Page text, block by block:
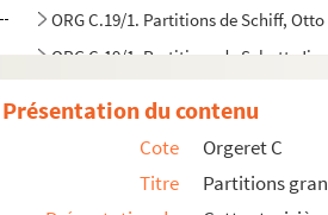
ORG C.19/1. Partitions de Schiff,
ORG C.19/1. Partitions de Schott,
Présentation du contenu
Cote
Orgeret C
Titre
Partitions